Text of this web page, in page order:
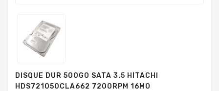
Mémoires
RAM
Durs
DISQUE DUR 500GO SATA 3.5 HITACHI
HDS721050CLA662 7200RPM 16MO